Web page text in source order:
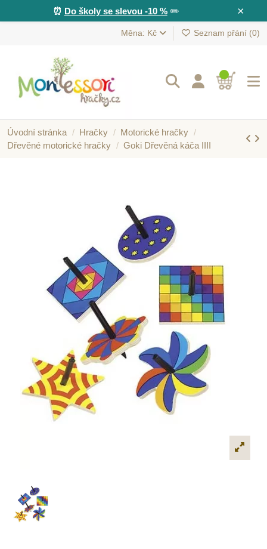
×
⏰ Do školy se slevou -10 %✏️
Měna: Kč Seznam přání (0)
Úvodní stránka Hračky
Motorické hračky
Dřevěné motorické hračky
Goki Dřevěná káča IIII